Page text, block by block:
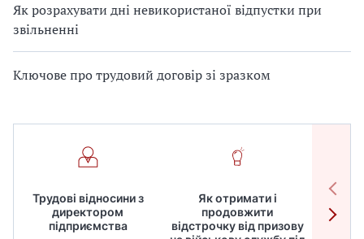
Як розрахувати дні невикористаної відпустки при
звільненні
Ключове про трудовий договір зі зразком
Трудові відносини з
директором
підприємства
Як отримати і
продовжити
відстрочку від призову